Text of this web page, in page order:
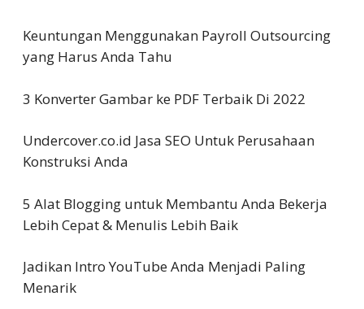
Keuntungan Menggunakan Payroll Outsourcing
yang Harus Anda Tahu
3 Konverter Gambar ke PDF Terbaik Di 2022
Undercover.co.id Jasa SEO Untuk Perusahaan
Konstruksi Anda
5 Alat Blogging untuk Membantu Anda Bekerja
Lebih Cepat & Menulis Lebih Baik
Jadikan Intro YouTube Anda Menjadi Paling
Menarik